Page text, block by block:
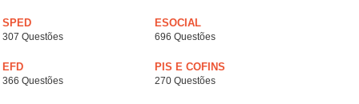
SPED
307 Questões
ESOCIAL
696 Questões
EFD
366 Questões
PIS E COFINS
270 Questões